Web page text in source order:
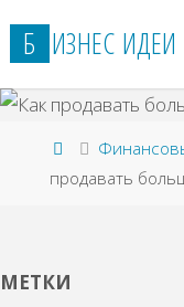
Б ИЗНЕС ИДЕИ
Главная
продавать
МЕТКИ